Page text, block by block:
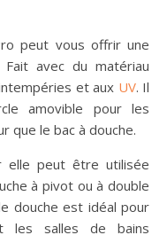
peut vous offrir une
avec du matériau
et aux UV. Il
amovible pour les
que le bac à douche.
elle peut être utilisée
à pivot ou à double
douche est idéal pour
les salles de bains